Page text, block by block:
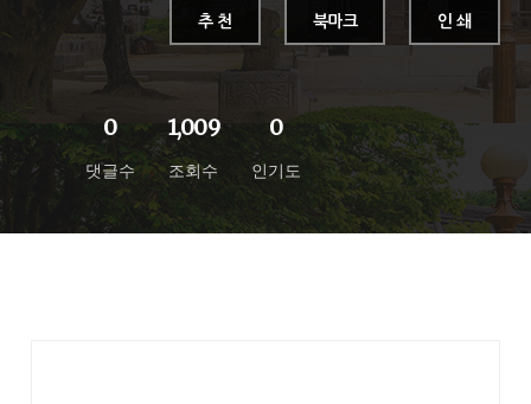
지역별
0
댓글수
1,009
조회수
0
인기도
추 천 북마크 인 쇄